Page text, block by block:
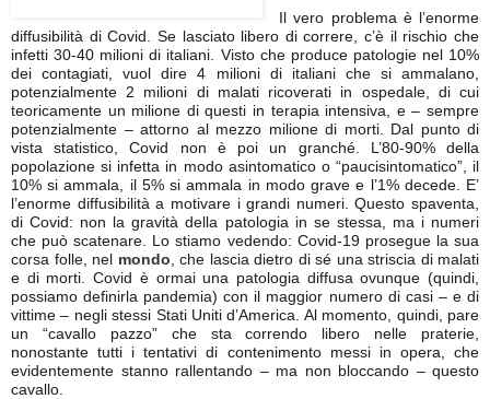
Il vero problema è l’enorme
diffusibilità di Covid. Se lasciato libero di correre, c’è il rischio che
infetti 30-40 milioni di italiani. Visto che produce patologie nel 10%
dei contagiati, vuol dire 4 milioni di italiani che si ammalano,
potenzialmente 2 milioni di malati ricoverati in ospedale, di cui
teoricamente un milione di questi in terapia intensiva, e – sempre
potenzialmente – attorno al mezzo milione di morti. Dal punto di
vista statistico, Covid non è poi un granché. L’80-90% della
popolazione si infetta in modo asintomatico o “paucisintomatico”, il
10% si ammala, il 5% si ammala in modo grave e l’1% decede. E’
l’enorme diffusibilità a motivare i grandi numeri. Questo spaventa,
di Covid: non la gravità della patologia in se stessa, ma i numeri
che può scatenare. Lo stiamo vedendo: Covid-19 prosegue la sua
corsa folle, nel mondo , che lascia dietro di sé una striscia di malati
e di morti. Covid è ormai una patologia diffusa ovunque (quindi,
possiamo definirla pandemia) con il maggior numero di casi – e di
vittime – negli stessi Stati Uniti d’America. Al momento, quindi, pare
un “cavallo pazzo” che sta correndo libero nelle praterie,
nonostante tutti i tentativi di contenimento messi in opera, che
evidentemente stanno rallentando – ma non bloccando – questo
cavallo.